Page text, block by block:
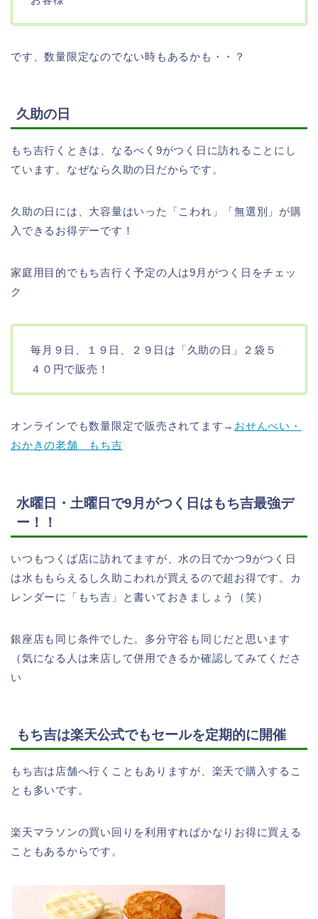
です、数量限定なのでない時もあるかも・・？
久助の日
もち吉行くときは、なるべく9がつく日に訪れることにし
ています。なぜなら久助の日だからです。
久助の日には、大容量はいった「こわれ」「無選別」が購
入できるお得デーです！
家庭用目的でもち吉行く予定の人は9月がつく日をチェッ
ク
毎月９日、１９日、２９日は「久助の日」２袋５
４０円で販売！
オンラインでも数量限定で販売されてます→ おせんべい・
おかきの老舗 もち吉
水曜日・土曜日で9月がつく日はもち吉最強デ
ー！！
いつもつくば店に訪れてますが、水の日でかつ9がつく日
は水ももらえるし久助こわれが買えるので超お得です。カ
レンダーに「もち吉」と書いておきましょう（笑）
銀座店も同じ条件でした。多分守谷も同じだと思います
（気になる人は来店して併用できるか確認してみてくださ
い
もち吉は楽天公式でもセールを定期的に開催
もち吉は店舗へ行くこともありますが、楽天で購入するこ
とも多いです。
楽天マラソンの買い回りを利用すればかなりお得に買える
こともあるからです。